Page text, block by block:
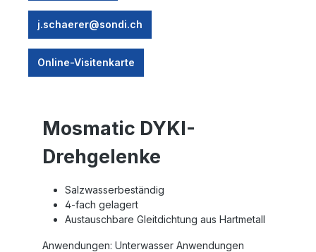
j.schaerer@sondi.ch
Online-Visitenkarte
Mosmatic DYKI-
Drehgelenke
Salzwasserbeständig
4-fach gelagert
Austauschbare Gleitdichtung aus Hartmetall
Anwendungen: Unterwasser Anwendungen